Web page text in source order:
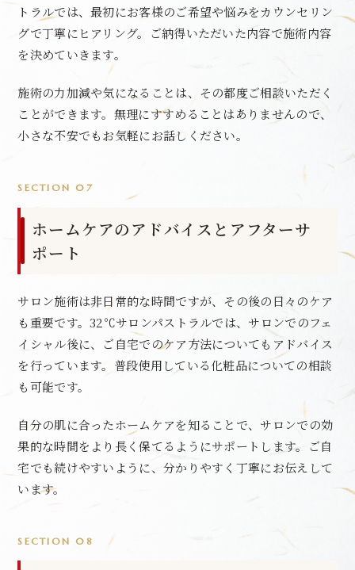
トラルでは、最初にお客様のご希望や悩みをカウンセリン
グで丁寧にヒアリング。ご納得いただいた内容で施術内容
を決めていきます。
施術の力加減や気になることは、その都度ご相談いただく
ことができます。無理にすすめることはありませんので、
小さな不安でもお気軽にお話しください。
SECTION 07
ホームケアのアドバイスとアフターサ
ポート
サロン施術は非日常的な時間ですが、その後の日々のケア
も重要です。32℃サロンパストラルでは、サロンでのフェ
イシャル後に、ご自宅でのケア方法についてもアドバイス
を行っています。普段使用している化粧品についての相談
も可能です。
自分の肌に合ったホームケアを知ることで、サロンでの効
果的な時間をより長く保てるようにサポートします。ご自
宅でも続けやすいように、分かりやすく丁寧にお伝えして
います。
SECTION 08